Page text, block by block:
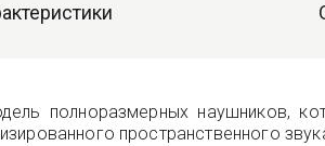
полноразмерных наушников,
пространственного